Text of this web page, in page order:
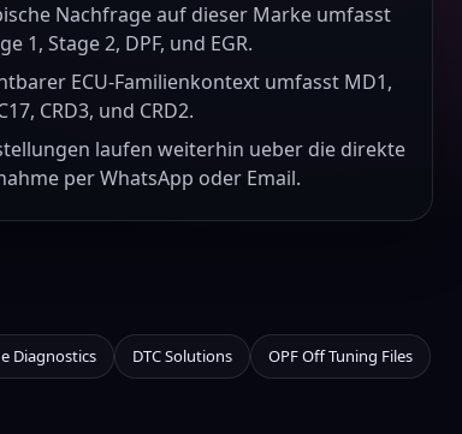
Nachfrage auf dieser Marke umfasst
1, Stage 2, DPF, und EGR.
ECU-Familienkontext umfasst MD1,
CRD3, und CRD2.
laufen weiterhin ueber die direkte
per WhatsApp oder Email.
Diagnostics DTC Solutions OPF Off Tuning Files